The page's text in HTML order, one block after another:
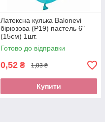
Латексна кулька Balonevi
бірюзова (P19) пастель 6"
(15см) 1шт.
Готово до відправки
0,52 ₴ 1,03 ₴
Купити